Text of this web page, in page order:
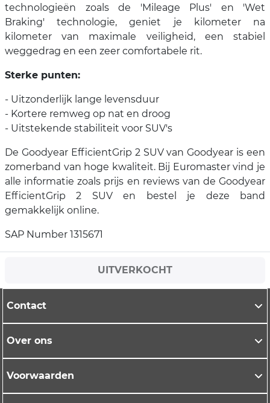
technologieën zoals de 'Mileage Plus' en 'Wet
Braking' technologie, geniet je kilometer na
kilometer van maximale veiligheid, een stabiel
weggedrag en een zeer comfortabele rit.
Sterke punten:
- Uitzonderlijk lange levensduur
- Kortere remweg op nat en droog
- Uitstekende stabiliteit voor SUV's
De Goodyear EfficientGrip 2 SUV van Goodyear is een
zomerband van hoge kwaliteit. Bij Euromaster vind je
alle informatie zoals prijs en reviews van de Goodyear
EfficientGrip 2 SUV en bestel je deze band
gemakkelijk online.
SAP Number 1315671
UITVERKOCHT
Contact
Over ons
Voorwaarden